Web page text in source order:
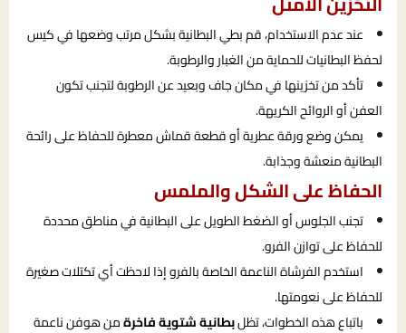
عند عدم الاستخدام، قم بطي البطانية بشكل مرتب وضعها في كيس
لحفظ البطانيات للحماية من الغبار والرطوبة.
تأكد من تخزينها في مكان جاف وبعيد عن الرطوبة لتجنب تكون
العفن أو الروائح الكريهة.
يمكن وضع ورقة عطرية أو قطعة قماش معطرة للحفاظ على رائحة
البطانية منعشة وجذابة.
الحفاظ على الشكل والملمس
تجنب الجلوس أو الضغط الطويل على البطانية في مناطق محددة
للحفاظ على توازن الفرو.
استخدم الفرشاة الناعمة الخاصة بالفرو إذا لاحظت أي تكتلات صغيرة
للحفاظ على نعومتها.
باتباع هذه الخطوات، تظلبطانية شتوية فاخرةمن هوفن ناعمة